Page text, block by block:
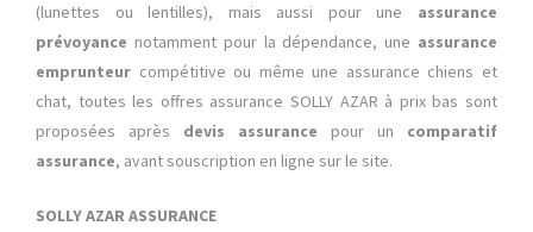
(lunettes ou lentilles), mais aussi pour une assurance
prévoyance notamment pour la dépendance, une assurance
emprunteur compétitive ou même une assurance chiens et
chat, toutes les offres assurance SOLLY AZAR à prix bas sont
proposées après devis assurance pour un comparatif
assurance, avant souscription en ligne sur le site.
SOLLY AZAR ASSURANCE